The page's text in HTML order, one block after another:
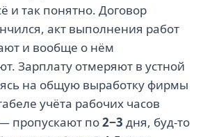
и так понятно. Договор
акт выполнения работ
и вообще о нём
Зарплату отмеряют в устной
на общую выработку фирмы
учёта рабочих часов
пропускают по2−3 дня, буд-то